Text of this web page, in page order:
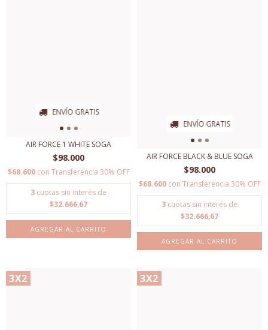
ENVÍO GRATIS
AIR FORCE 1 WHITE SOGA
$98.000
$68.600 con Transferencia 30% OFF
3 cuotas sin interés de
$32.666,67
AGREGAR AL CARRITO
ENVÍO GRATIS
AIR FORCE BLACK & BLUE SOGA
$98.000
$68.600 con Transferencia 30% OFF
3 cuotas sin interés de
$32.666,67
AGREGAR AL CARRITO
3X2 3X2